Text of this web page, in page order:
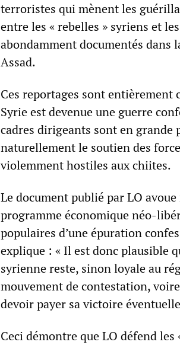
terroristes qui mènent les
entre les « rebelles » syriens et
abondamment documentés dans
Assad.
Ces reportages sont entièrement
Syrie est devenue une guerre
cadres dirigeants sont en
naturellement le soutien des
violemment hostiles aux chiites.
Le document publié par LO
programme économique néo-
populaires d’une épuration
explique : « Il est donc plausible
syrienne reste, sinon loyale au
mouvement de contestation,
devoir payer sa victoire
Ceci démontre que LO défend